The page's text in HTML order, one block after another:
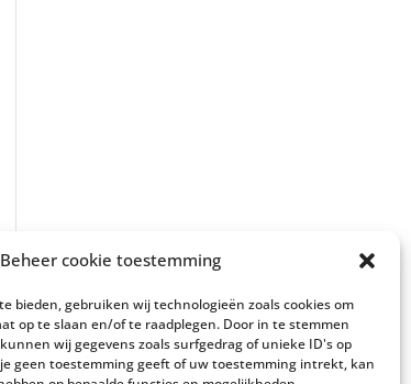
Beheer cookie toestemming
bieden, gebruiken wij technologieën zoals cookies om
op te slaan en/of te raadplegen. Door in te stemmen
wij gegevens zoals surfgedrag of unieke ID's op
geen toestemming geeft of uw toestemming intrekt, kan
en beschreven in de achttiende eeuw’